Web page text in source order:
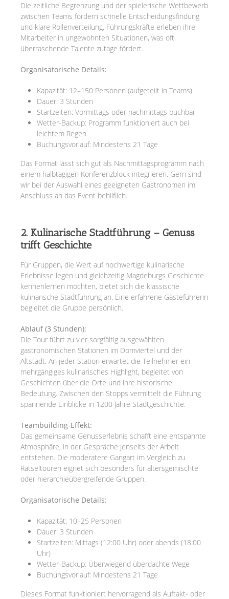
Die zeitliche Begrenzung und der spielerische Wettbewerb
zwischen Teams fördern schnelle Entscheidungsfindung
und klare Rollenverteilung. Führungskräfte erleben ihre
Mitarbeiter in ungewohnten Situationen, was oft
überraschende Talente zutage fördert.
Organisatorische Details:
Kapazität: 12–150 Personen (aufgeteilt in Teams)
Dauer: 3 Stunden
Startzeiten: Vormittags oder nachmittags buchbar
Wetter-Backup: Programm funktioniert auch bei
leichtem Regen
Buchungsvorlauf: Mindestens 21 Tage
Das Format lässt sich gut als Nachmittagsprogramm nach
einem halbtägigen Konferenzblock integrieren. Gern sind
wir bei der Auswahl eines geeigneten Gastronomen im
Anschluss an das Event behilflich.
2. Kulinarische Stadtführung – Genuss
trifft Geschichte
Für Gruppen, die Wert auf hochwertige kulinarische
Erlebnisse legen und gleichzeitig Magdeburgs Geschichte
kennenlernen möchten, bietet sich die klassische
kulinarische Stadtführung an. Eine erfahrene Gästeführerin
begleitet die Gruppe persönlich.
Ablauf (3 Stunden):
Die Tour führt zu vier sorgfältig ausgewählten
gastronomischen Stationen im Domviertel und der
Altstadt. An jeder Station erwartet die Teilnehmer ein
mehrgängiges kulinarisches Highlight, begleitet von
Geschichten über die Orte und ihre historische
Bedeutung. Zwischen den Stopps vermittelt die Führung
spannende Einblicke in 1200 Jahre Stadtgeschichte.
Teambuilding-Effekt:
Das gemeinsame Genusserlebnis schafft eine entspannte
Atmosphäre, in der Gespräche jenseits der Arbeit
entstehen. Die moderatere Gangart im Vergleich zu
Rätseltouren eignet sich besonders für altersgemischte
oder hierarchieübergreifende Gruppen.
Organisatorische Details:
Kapazität: 10–25 Personen
Dauer: 3 Stunden
Startzeiten: Mittags (12:00 Uhr) oder abends (18:00
Uhr)
Wetter-Backup: Überwiegend überdachte Wege
Buchungsvorlauf: Mindestens 21 Tage
Dieses Format funktioniert hervorragend als Auftakt- oder